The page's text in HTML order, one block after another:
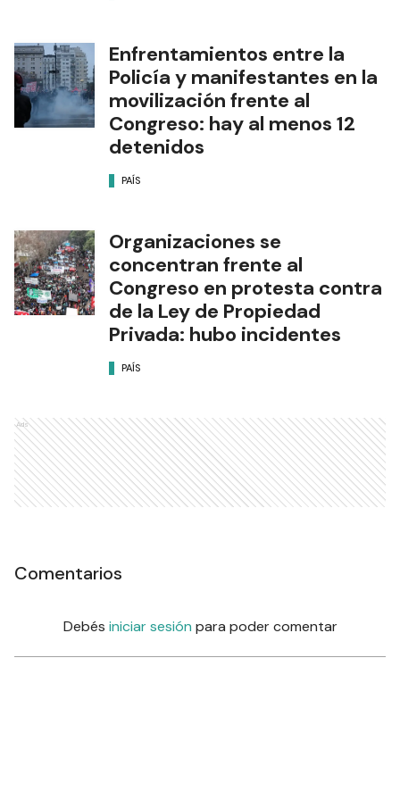
Enfrentamientos entre la
Policía y manifestantes en la
movilización frente al
Congreso: hay al menos 12
detenidos
PAÍS
Organizaciones se
concentran frente al
Congreso en protesta contra
de la Ley de Propiedad
Privada: hubo incidentes
PAÍS
Ads
Comentarios
Debés iniciar sesión para poder comentar